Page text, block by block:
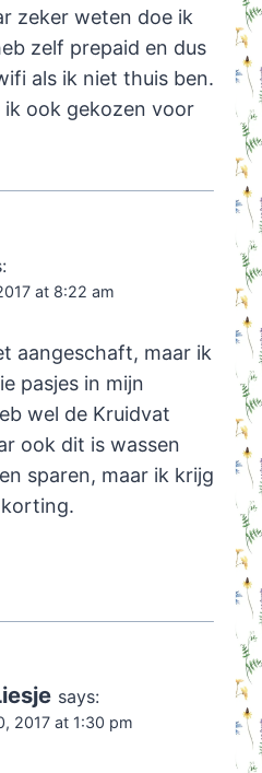
zeker weten doe ik
zelf prepaid en dus
als ik niet thuis ben.
ik ook gekozen voor
at 8:22 am
aangeschaft, maar ik
pasjes in mijn
wel de Kruidvat
ook dit is wassen
sparen, maar ik krijg
says:
2017 at 1:30 pm